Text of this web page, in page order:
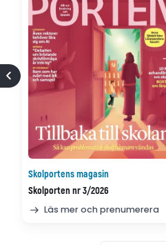
Skolportens magasin
Skolporten nr 3/2026
Läs mer och prenumerera